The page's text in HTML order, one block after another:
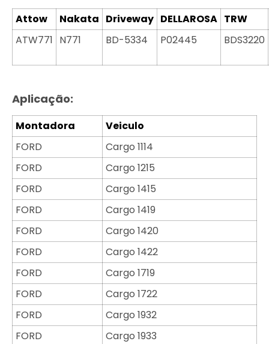
Attow Nakata Driveway DELLAROSA TRW
ATW771 N771 BD-5334 P02445 BDS3220
Aplicação:
Montadora
Veiculo
FORD
Cargo 1114
FORD
Cargo 1215
FORD
Cargo 1415
FORD
Cargo 1419
FORD
Cargo 1420
FORD
Cargo 1422
FORD
Cargo 1719
FORD
Cargo 1722
FORD
Cargo 1932
FORD
Cargo 1933